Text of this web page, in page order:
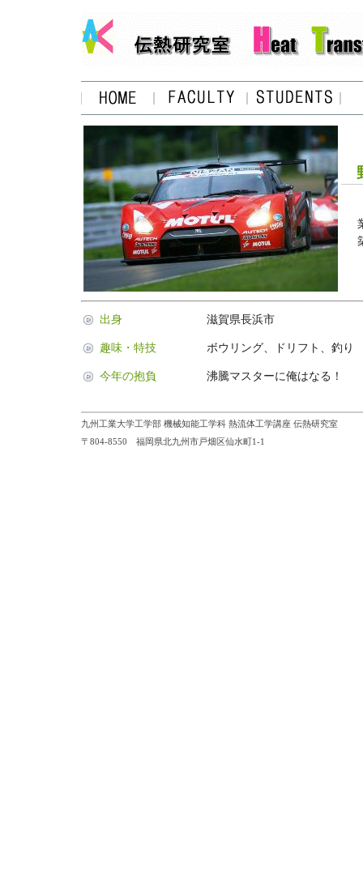
出身 滋賀県長浜市
趣味・特技 ボウリング、ドリフト、釣り
今年の抱負 沸騰マスターに俺はなる！
九州工業大学工学部 機械知能工学科 熱流体工学講座 伝熱研究室
〒804-8550 福岡県北九州市戸畑区仙水町1-1